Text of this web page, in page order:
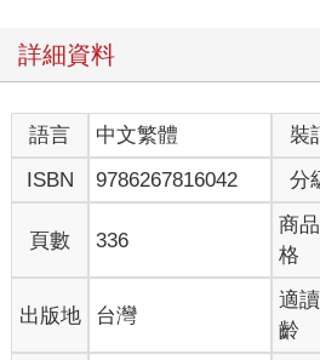
在醫院工作10 多年，我深刻體會到一
不同， 效果可能大相逕庭，甚至帶來
你可能不知道：
● 哪些藥品不能和葡萄柚汁一起使用？
● 感冒糖漿沒用完為什麼不能放冰箱？
● 眼藥水居然不是點在眼球上的？
● 拆封後，藥瓶中的乾燥劑居然要拿出
這些看似微不足道的細節，卻常是用
而在資訊爆炸的時代，網路上流傳的
詳細資料
語言 中文繁體
裝
ISBN
9786267816042 分
頁數 336
商
格
出版地 台灣
適
齡